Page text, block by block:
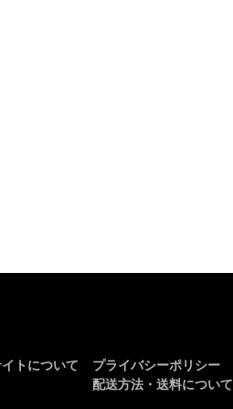
トについて プライバシーポリシー
配送方法・送料について